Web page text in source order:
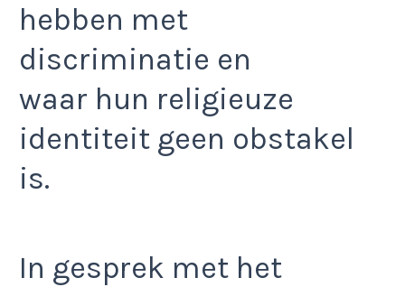
hebben met
discriminatie en
waar hun religieuze
identiteit geen obstakel
is.
In gesprek met het